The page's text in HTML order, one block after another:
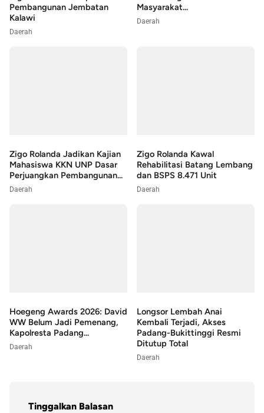
Pembangunan Jembatan
Kalawi
Daerah
Masyarakat...
Daerah
Zigo Rolanda Jadikan Kajian
Mahasiswa KKN UNP Dasar
Perjuangkan Pembangunan...
Daerah
Zigo Rolanda Kawal
Rehabilitasi Batang Lembang
dan BSPS 8.471 Unit
Daerah
Hoegeng Awards 2026: David
WW Belum Jadi Pemenang,
Kapolresta Padang...
Daerah
Longsor Lembah Anai
Kembali Terjadi, Akses
Padang-Bukittinggi Resmi
Ditutup Total
Daerah
Tinggalkan Balasan